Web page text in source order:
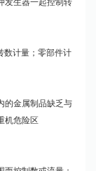
数计量；零部件计
的金属制品缺乏与
机危险区